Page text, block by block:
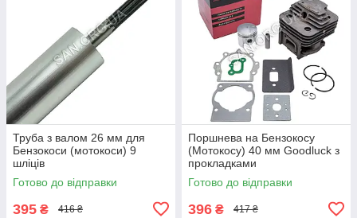
Труба з валом 26 мм для
Бензокоси (мотокоси) 9
шліців
Готово до відправки
395 ₴ 416 ₴
Поршнева на Бензокосу
(Мотокосу) 40 мм Goodluck з
прокладками
Готово до відправки
396 ₴ 417 ₴